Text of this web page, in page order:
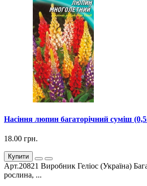
Насіння люпин багаторічний суміш
18.00 грн.
Купити
Арт.20821 Виробник Геліос (Україна)
рослина, ...